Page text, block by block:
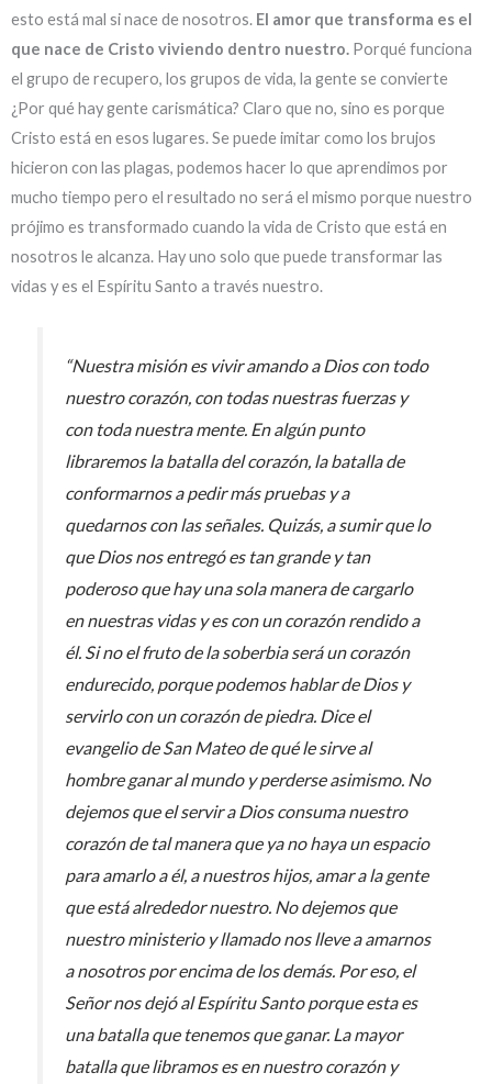
esto está mal si nace de nosotros. El amor que transforma es el
que nace de Cristo viviendo dentro nuestro. Porqué funciona
el grupo de recupero, los grupos de vida, la gente se convierte
¿Por qué hay gente carismática? Claro que no, sino es porque
Cristo está en esos lugares. Se puede imitar como los brujos
hicieron con las plagas, podemos hacer lo que aprendimos por
mucho tiempo pero el resultado no será el mismo porque nuestro
prójimo es transformado cuando la vida de Cristo que está en
nosotros le alcanza. Hay uno solo que puede transformar las
vidas y es el Espíritu Santo a través nuestro.
“Nuestra misión es vivir amando a Dios con todo
nuestro corazón, con todas nuestras fuerzas y
con toda nuestra mente. En algún punto
libraremos la batalla del corazón, la batalla de
conformarnos a pedir más pruebas y a
quedarnos con las señales. Quizás, a sumir que lo
que Dios nos entregó es tan grande y tan
poderoso que hay una sola manera de cargarlo
en nuestras vidas y es con un corazón rendido a
él. Si no el fruto de la soberbia será un corazón
endurecido, porque podemos hablar de Dios y
servirlo con un corazón de piedra. Dice el
evangelio de San Mateo de qué le sirve al
hombre ganar al mundo y perderse asimismo. No
dejemos que el servir a Dios consuma nuestro
corazón de tal manera que ya no haya un espacio
para amarlo a él, a nuestros hijos, amar a la gente
que está alrededor nuestro. No dejemos que
nuestro ministerio y llamado nos lleve a amarnos
a nosotros por encima de los demás. Por eso, el
Señor nos dejó al Espíritu Santo porque esta es
una batalla que tenemos que ganar. La mayor
batalla que libramos es en nuestro corazón y